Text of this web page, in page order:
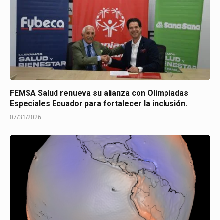
FEMSA Salud renueva su alianza con Olimpiadas
Especiales Ecuador para fortalecer la inclusión.
07/31/2026